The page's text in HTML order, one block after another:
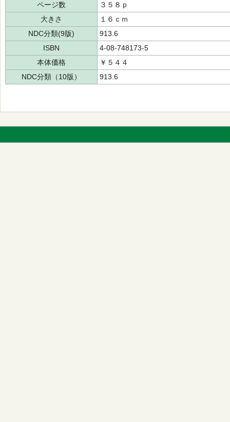
ページ数
３５８ｐ
大きさ
１６ｃｍ
NDC分類(9版)
913.6
ISBN
4-08-748173-5
本体価格
￥５４４
NDC分類（10版）
913.6